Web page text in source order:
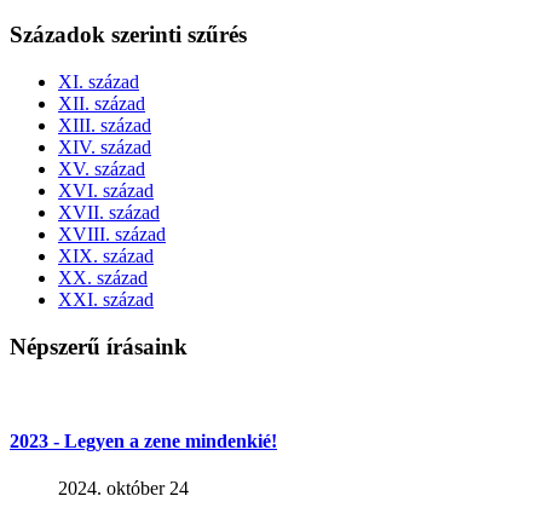
Századok szerinti szűrés
XI. század
XII. század
XIII. század
XIV. század
XV. század
XVI. század
XVII. század
XVIII. század
XIX. század
XX. század
XXI. század
Népszerű írásaink
2023 - Legyen a zene mindenkié!
2024. október 24